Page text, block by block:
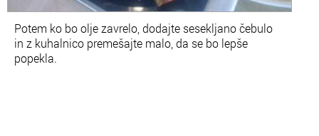
Potem ko bo olje zavrelo, dodajte sesekljano čebulo
in z kuhalnico premešajte malo, da se bo lepše
popekla.